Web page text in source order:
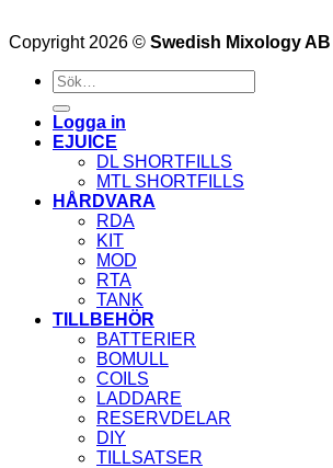
Copyright 2026 © Swedish Mixology AB
Sök
efter:
Logga in
EJUICE
DL SHORTFILLS
MTL SHORTFILLS
HÅRDVARA
RDA
KIT
MOD
RTA
TANK
TILLBEHÖR
BATTERIER
BOMULL
COILS
LADDARE
RESERVDELAR
DIY
TILLSATSER